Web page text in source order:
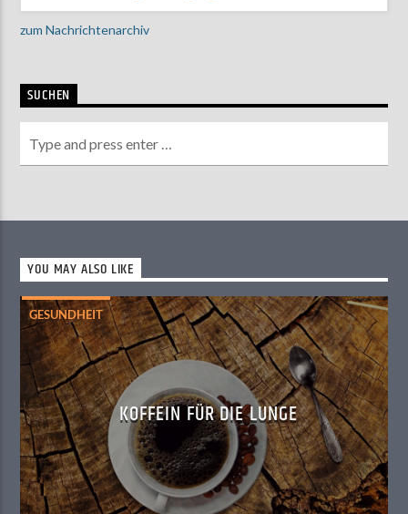
zum Nachrichtenarchiv
SUCHEN
YOU MAY ALSO LIKE
GESUNDHEIT
KOFFEIN FÜR DIE LUNGE